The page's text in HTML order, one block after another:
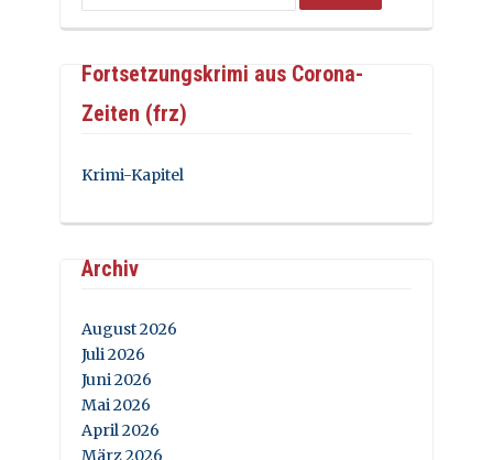
Fortsetzungskrimi aus Corona-
Zeiten (frz)
Krimi-Kapitel
Archiv
August 2026
Juli 2026
Juni 2026
Mai 2026
April 2026
März 2026